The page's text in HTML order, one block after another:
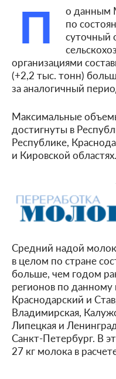
П
о данным
по
суточный
организациями
(+2,2 тыс. тонн)
за аналогичный
Максимальные
достигнуты в
Республике,
и Кировской областях.
Средний надой
в целом по стране
больше, чем годом
регионов по данному
Краснодарский и
Владимирская,
Липецкая и
Санкт-Петербург. В
27 кг молока в